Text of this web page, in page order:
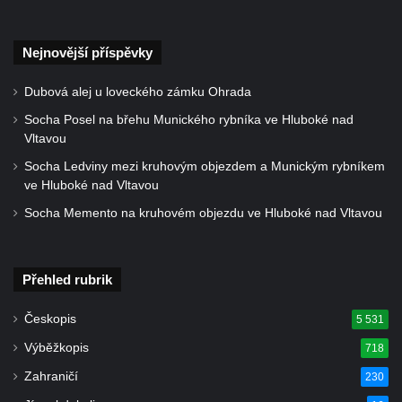
Kříž poblíž Ovčího mostu u Tisové
Kunraticích u Šluknova
Kříž na zahradě u domu ev. č. 11 v
Kříž naproti domu čp. 34 v Kunraticích u
Školní kříž u polní cesty nad Lipovou ulicí v
Boží muka Anděl strážce v Kostelní ulici v
Rychnově u Jablonce nad Nisou
Centrální kříž bývalého hřbitova u kostela
Nejnovější příspěvky
Dubová alej u loveckého zámku Ohrada
Socha Posel na břehu Munického rybníka ve Hluboké nad
Vltavou
Socha Ledviny mezi kruhovým objezdem a Munickým rybníkem
ve Hluboké nad Vltavou
Socha Memento na kruhovém objezdu ve Hluboké nad Vltavou
Přehled rubrik
Českopis 5 531
Výběžkopis 718
Zahraničí 230